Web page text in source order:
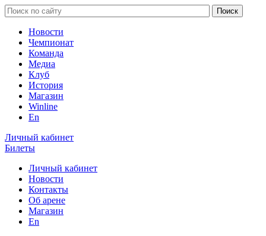
Новости
Чемпионат
Команда
Медиа
Клуб
История
Магазин
Winline
En
Личный кабинет
Билеты
Личный кабинет
Новости
Контакты
Об арене
Магазин
En